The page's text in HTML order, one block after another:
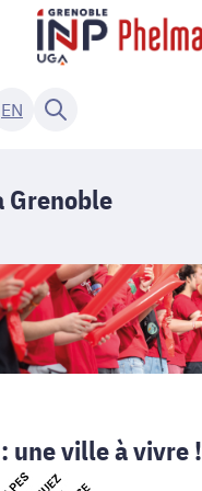
EN
Grenoble
une ville à vivre !